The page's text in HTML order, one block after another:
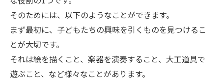
そのためには、以下のようなことができます。
まず最初に、子どもたちの興味を引くものを見つけるこ
とが大切です。
それは絵を描くこと、楽器を演奏すること、大工道具で
遊ぶこと、など様々なことがあります。